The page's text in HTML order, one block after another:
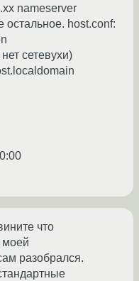
nameserver
остальное. host.conf:
сетевухи)
что
моей
разобрался.